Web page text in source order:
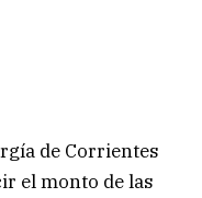
de Corrientes
el monto de las